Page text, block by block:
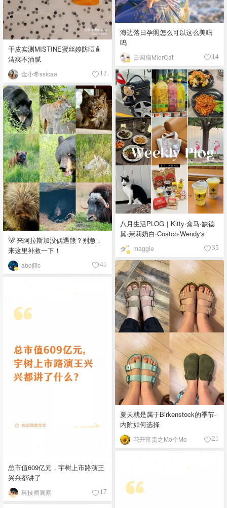
海边落日孕照怎么可以这么美呜
呜
田园猫MierCat 14
干皮实测MISTINE蜜丝婷防晒🧴
清爽不油腻
金小希ssicaa 12
八月生活PLOG｜Kitty·盒马·缺德
舅·茉莉奶白·Costco·Wendy's
maggie 35
🐻 来阿拉斯加没偶遇熊？别急，
来这里补救一下！
abc個c 41
夏天就是属于Birkenstock的季节-
内附如何选择
花开富贵之Mo个Mo 21
总市值609亿元，宇树上市路演王
兴兴都讲了
科技圈观察 17